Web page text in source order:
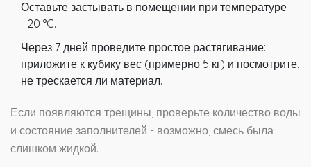
Оставьте застывать в помещении при температуре
+20 °C.
Через 7 дней проведите простое растягивание:
приложите к кубику вес (примерно 5 кг) и посмотрите,
не трескается ли материал.
Если появляются трещины, проверьте количество воды
и состояние заполнителей - возможно, смесь была
слишком жидкой.